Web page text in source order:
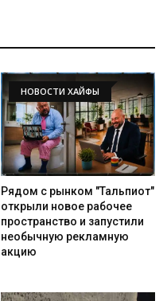
НОВОСТИ ХАЙФЫ
Рядом с рынком "Тальпиот"
открыли новое рабочее
пространство и запустили
необычную рекламную
акцию